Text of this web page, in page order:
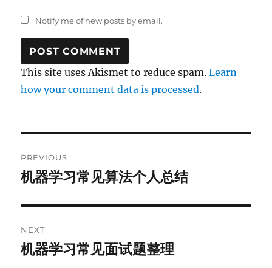
Notify me of new posts by email.
This site uses Akismet to reduce spam.Learn
how your comment data is processed.
navigation
PREVIOUS
Previous
机器学习常见算法个人总结
NEXT
Next
机器学习常见面试题整理